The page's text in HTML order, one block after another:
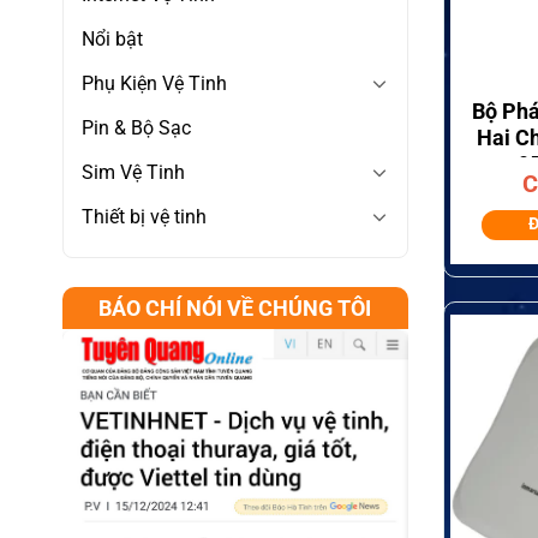
Nổi bật
Phụ Kiện Vệ Tinh
Pin & Bộ Sạc
Sim Vệ Tinh
Thiết bị vệ tinh
BÁO CHÍ NÓI VỀ CHÚNG TÔI
Bộ
Hai